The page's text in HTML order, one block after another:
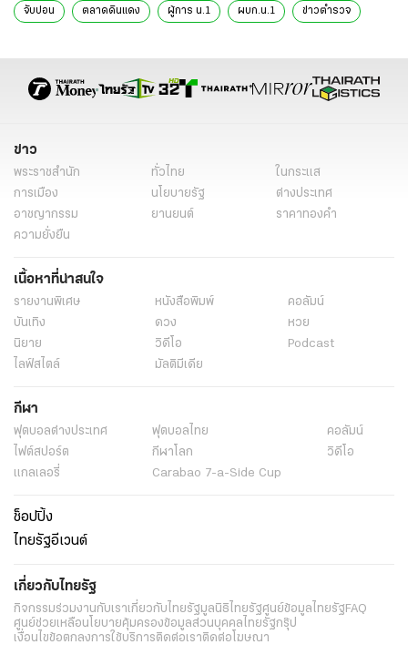
จับบ่อน ตลาดดินแดง ผู้การ น.1 ผบก.น.1 ข่าวตำรวจ
ข่าว
พระราชสำนัก ทั่วไทย
ในกระแส
การเมือง
นโยบายรัฐ
ต่างประเทศ
อาชญากรรม
ยานยนต์
ราคาทองคำ
ความยั่งยืน
เนื้อหาที่น่าสนใจ
รายงานพิเศษ หนังสือพิมพ์
คอลัมน์
บันเทิง
ดวง
หวย
นิยาย
วิดีโอ
Podcast
ไลฟ์สไตล์
มัลติมีเดีย
กีฬา
ฟุตบอลต่่างประเทศ ฟุตบอลไทย
คอลัมน์
ไฟต์สปอร์ต
กีฬาโลก
วิดีโอ
แกลเลอรี่
Carabao 7-a-Side Cup
ช็อปปิ้ง
ไทยรัฐอีเวนต์
เกี่ยวกับไทยรัฐ
กิจกรรมร่วมงานกับเราเกี่ยวกับไทยรัฐมูลนิธิไทยรัฐศูนย์ข้อมูลไทยรัฐFAQ
ศูนย์ช่วยเหลือนโยบายคุ้มครองข้อมูลส่วนบุคคลไทยรัฐกรุ๊ป
เงื่อนไขข้อตกลงการใช้บริการติดต่อเราติดต่อโฆษณา